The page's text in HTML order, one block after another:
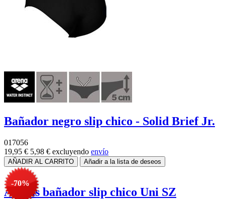
Bañador negro slip chico - Solid Brief Jr.
017056
19,95 € 5,98 € excluyendo envío
-70%